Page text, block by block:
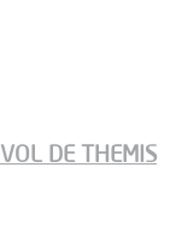
DE THEMIS